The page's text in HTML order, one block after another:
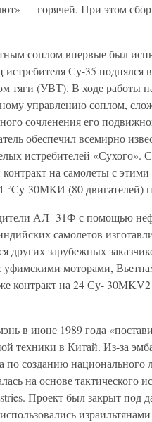
— горячей. При этом
соплом впервые был
Су-35 поднялся
тяги (УВТ). В ходе работы
управлению соплом,
сочленения его
обеспечил всемирно
истребителей
на самолеты с
°Cу-30МКИ (80 двигателей)
АЛ- 31Ф с помощью
самолетов
других зарубежных
уфимскими моторами,
контракт на 24 Су-
в июне 1989 года
техники в Китай. Из-за
по созданию национального
на основе тактического
Проект был закрыт